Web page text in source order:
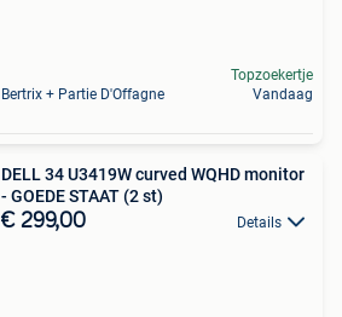
Bertrix + Partie D'Offagne
Topzoekertje
Vandaag
DELL 34 U3419W curved WQHD monitor
- GOEDE STAAT (2 st)
€ 299,00 Details